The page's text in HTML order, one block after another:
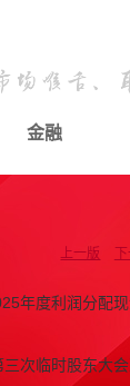
金融
上一版
年度利润分配
次临时股东大